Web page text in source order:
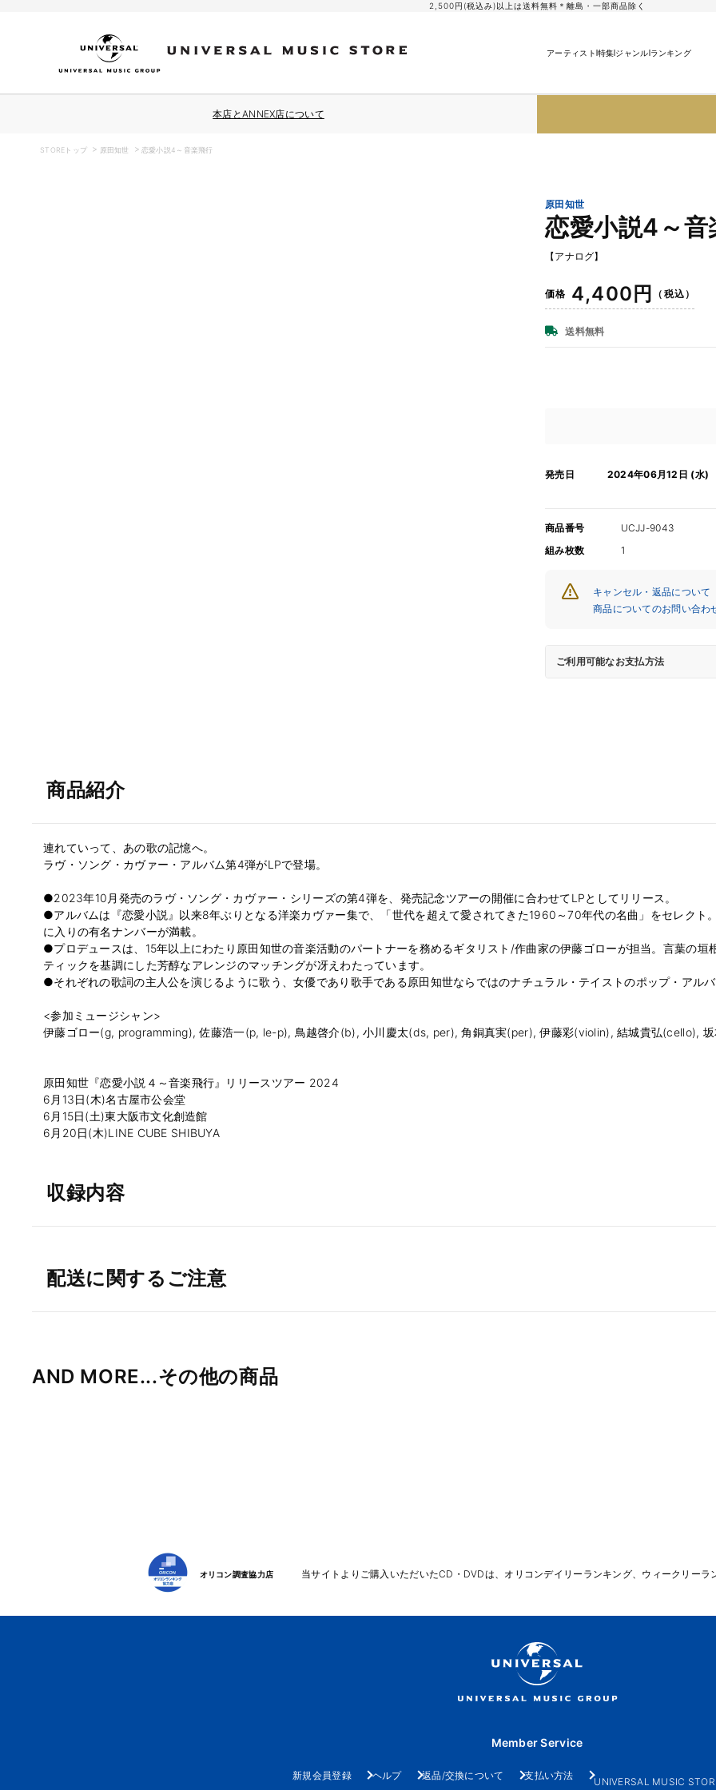
2,500円(税込み)以上は送料無料＊離島・一部商品除く
アーティスト 特集 ジャンル ランキング
本店とANNEX店について
STOREトップ 原田知世 恋愛小説4～音楽飛行
原田知世
恋愛小説4～音
【アナログ】
通
常
価
価格 4,400円 （税込）
送料無料
発売日 2024年06月12日 (水)
商品番号
UCJJ-9043
組み枚数
1
キャンセル・返品について
商品についてのお問い合わ
ご利用可能なお支払方法
商品紹介
連れていって、あの歌の記憶へ。
ラヴ・ソング・カヴァー・アルバム第4弾がLPで登場。
●2023年10月発売のラヴ・ソング・カヴァー・シリーズの第4弾を、発売記念ツアーの開催に合わせてLPとしてリリース。
●アルバムは『恋愛小説』以来8年ぶりとなる洋楽カヴァー集で、「世代を超えて愛されてきた1960～70年代の名曲」をセレクト
に入りの有名ナンバーが満載。
●プロデュースは、15年以上にわたり原田知世の音楽活動のパートナーを務めるギタリスト/作曲家の伊藤ゴローが担当。言葉の
ティックを基調にした芳醇なアレンジのマッチングが冴えわたっています。
●それぞれの歌詞の主人公を演じるように歌う、女優であり歌手である原田知世ならではのナチュラル・テイストのポップ・アルバ
<参加ミュージシャン>
伊藤ゴロー(g, programming), 佐藤浩一(p, le-p), 鳥越啓介(b), 小川慶太(ds, per), 角銅真実(per), 伊藤彩(violin), 結城貴弘(cello),
原田知世『恋愛小説４～音楽飛行』リリースツアー 2024
6月13日(木)名古屋市公会堂
6月15日(土)東大阪市文化創造館
6月20日(木)LINE CUBE SHIBUYA
収録内容
配送に関するご注意
AND MORE...その他の商品
オリコン調査協力店 当サイトよりご購入いただいたCD・DVDは、オリコンデイリーランキング、ウィークリーラ
Member Service
新規会員登録 ヘルプ 返品/交換について 支払い方法
UNIVERSAL MUSIC